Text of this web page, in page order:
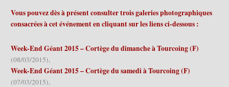
Vous pouvez dès à présent consulter trois galeries photographiques
consacrées à cet événement en cliquant sur les liens ci-dessous :
Week-End Géant 2015 – Cortège du dimanche à Tourcoing (F)
(08/03/2015),
Week-End Géant 2015 – Cortège du samedi à Tourcoing (F)
(07/03/2015),